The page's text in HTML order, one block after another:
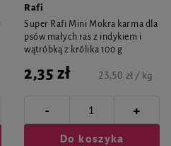
Rafi
Super Rafi Mini Mokra karma dla
psów małych ras z indykiem i
wątróbką z królika 100 g
2,35 zł 23,50 zł / kg
- +
Do koszyka